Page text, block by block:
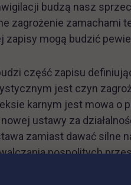
budzą nasz
zagrożenie zamachami
zapisy mogą budzić
część zapisu
jest czyn
karnym jest mowa o
nowej ustawy za
zamiast dawać
pospolitych